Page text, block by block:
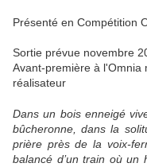
Présenté en Compétition
Sortie prévue novembre
Avant-première à l'Omnia
réalisateur
Dans un bois enneigé
bûcheronne, dans la
prière près de la voix-
balancé d’un train où un